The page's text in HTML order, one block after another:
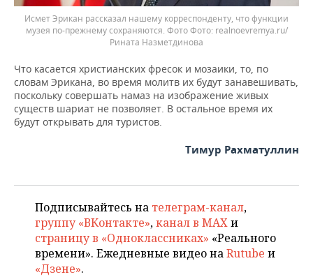
Исмет Эрикан рассказал нашему корреспонденту, что функции
музея по-прежнему сохраняются. Фото
realnoevremya.ru/
Рината Назметдинова
Что касается христианских фресок и мозаики, то, по
словам Эрикана, во время молитв их будут занавешивать,
поскольку совершать намаз на изображение живых
существ шариат не позволяет. В остальное время их
будут открывать для туристов.
Тимур Рахматуллин
Подписывайтесь на телеграм-канал,
группу «ВКонтакте»,канал в MAXи
страницу в «Одноклассниках» «Реального
времени». Ежедневные видео наRutube и
«Дзене».